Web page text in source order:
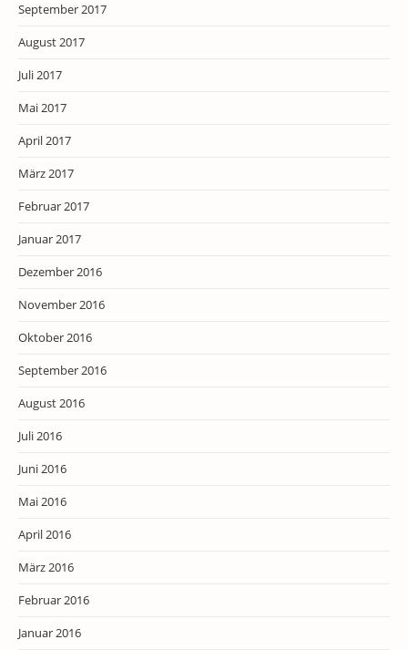
September 2017
August 2017
Juli 2017
Mai 2017
April 2017
März 2017
Februar 2017
Januar 2017
Dezember 2016
November 2016
Oktober 2016
September 2016
August 2016
Juli 2016
Juni 2016
Mai 2016
April 2016
März 2016
Februar 2016
Januar 2016